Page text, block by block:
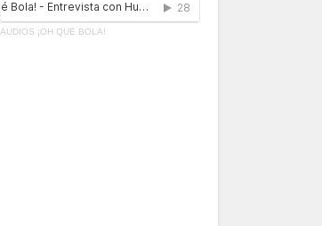
AUDIOS ¡OH QUÉ BOLA!